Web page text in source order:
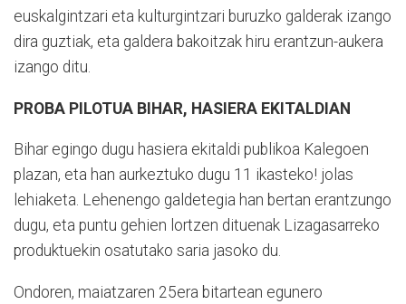
euskalgintzari eta kulturgintzari buruzko galderak izango
dira guztiak, eta galdera bakoitzak hiru erantzun-aukera
izango ditu.
PROBA PILOTUA BIHAR, HASIERA EKITALDIAN
Bihar egingo dugu hasiera ekitaldi publikoa Kalegoen
plazan, eta han aurkeztuko dugu 11 ikasteko! jolas
lehiaketa. Lehenengo galdetegia han bertan erantzungo
dugu, eta puntu gehien lortzen dituenak Lizagasarreko
produktuekin osatutako saria jasoko du.
Ondoren, maiatzaren 25era bitartean egunero